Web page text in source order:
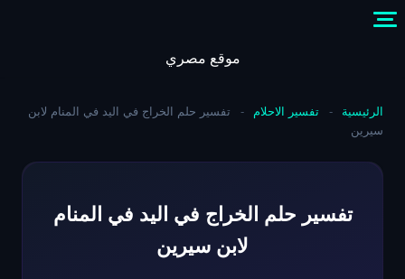
موقع مصري
الرئيسية - تفسير الاحلام -
تفسير حلم الخراج في اليد في المنام لابن
سيرين
تفسير حلم الخراج في اليد في المنام
لابن سيرين